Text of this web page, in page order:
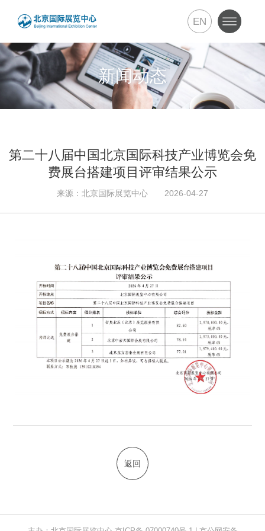
EN
新闻动态
第二十八届中国北京国际科技产业博览会免
费展台搭建项目评审结果公示
来源：北京国际展览中心 2026-04-27
返回